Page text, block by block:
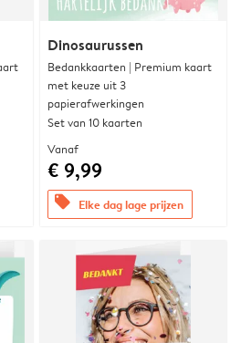
Dinosaurussen
Bedankkaarten | Premium kaart
met keuze uit 3
papierafwerkingen
Set van 10 kaarten
Vanaf
€ 9,99
offers Elke dag lage prijzen